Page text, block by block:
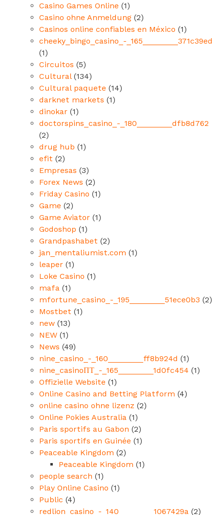
Casino Games Online (1)
Casino ohne Anmeldung (2)
Casinos online confiables en México (1)
cheeky_bingo_casino_-_165________371c39ed
(1)
Circuitos (5)
Cultural(134)
Cultural paquete (14)
darknet markets (1)
dinokar (1)
doctorspins_casino_-_180________dfb8d762
(2)
drug hub (1)
efit (2)
Empresas (3)
Forex News (2)
Friday Casino (1)
Game (2)
Game Aviator (1)
Godoshop (1)
Grandpashabet (2)
jan_mentaliumist.com (1)
leaper (1)
Loke Casino (1)
mafa (1)
mfortune_casino_-_195________51ece0b3 (2)
Mostbet (1)
new (13)
NEW (1)
News (49)
nine_casino_-_160________ff8b924d (1)
nine_casinoПТ_-_165________1d0fc454 (1)
Offizielle Website (1)
Online Casino and Betting Platform (4)
online casino ohne lizenz (2)
Online Pokies Australia (1)
Paris sportifs au Gabon (2)
Paris sportifs en Guinée (1)
Peaceable Kingdom (2)
Peaceable Kingdom (1)
people search (1)
Play Online Casino (1)
Public (4)
redlion_casino_-_140________1067429a (2)